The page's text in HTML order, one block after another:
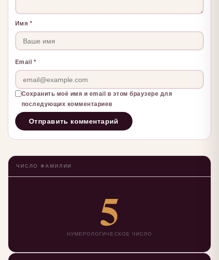
Имя *
Email *
Сохранить моё имя и email в этом браузере для
последующих комментариев
ЧИСЛО ФАМИЛИИ
5
НУМЕРОЛОГИЧЕСКОЕ ЧИСЛО